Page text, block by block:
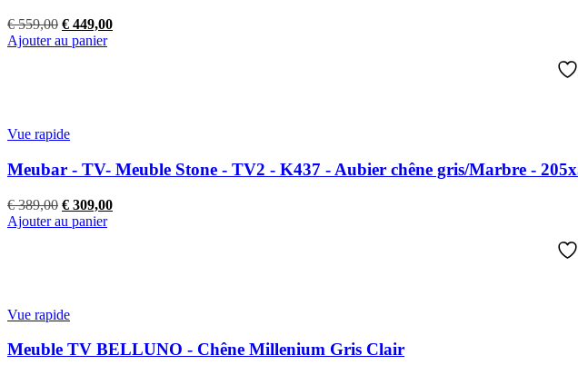
€559,00 Le
prix
€ 449,00Le
Ajouter au panier
Vue rapide
Meubar - TV- Meuble Stone - TV2 - K437 - Aubier chêne gris/Marbre -
€389,00 Le
prix
€ 309,00Le
Ajouter au panier
Vue rapide
Meuble TV BELLUNO - Chêne Millenium Gris Clair